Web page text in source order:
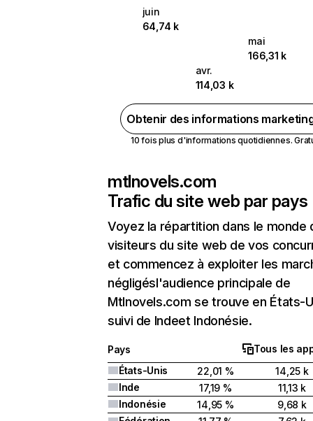
juin
64,74 k
mai
166,31 k
avr.
114,03 k
Obtenir des informations
10 fois plus d'informations quotidiennes.
mtlnovels.com
Trafic du site web par pays
Voyez la répartition dans le monde
visiteurs du site web de vos
et commencez à exploiter les
négligésl'audience principale de
Mtlnovels.com se trouve en États-
suivi de Indeet Indonésie.
Pays
Tous les
États-Unis
22,01 %
14,25 k
Inde
17,19 %
11,13 k
Indonésie
14,95 %
9,68 k